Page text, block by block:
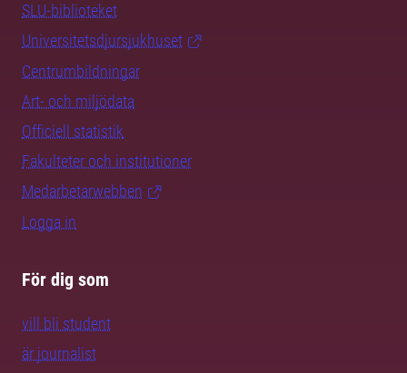
SLU-biblioteket
Universitetsdjursjukhuset
Centrumbildningar
Art- och miljödata
Officiell statistik
Fakulteter och institutioner
Medarbetarwebben
Logga in
För dig som
vill bli student
är journalist